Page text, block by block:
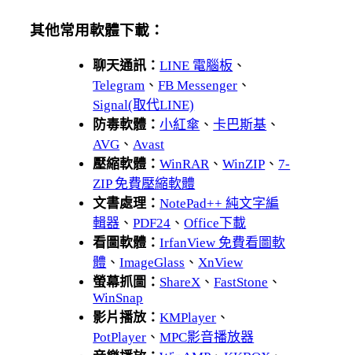
其他常用軟體下載：
聊天通訊：LINE 電腦板 、
Telegram 、FB Messenger 、
Signal(取代LINE)
防毒軟體：小紅傘 、卡巴斯基 、
AVG 、 Avast
壓縮軟體：WinRAR 、WinZIP 、 7-
ZIP 免費壓縮軟體
文書處理：NotePad++ 純文字編
輯器 、PDF24 、Office下載
看圖軟體：IrfanView 免費看圖軟
體 、ImageGlass 、 XnView
螢幕抓圖： ShareX 、FastStone 、
WinSnap
影片播放：KMPlayer 、
PotPlayer 、MPC影音播放器